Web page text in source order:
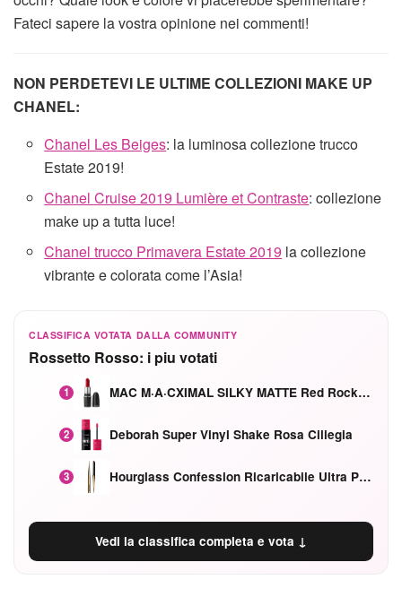
Fateci sapere la vostra opinione nei commenti!
NON PERDETEVI LE ULTIME COLLEZIONI MAKE UP
CHANEL:
Chanel Les Beiges: la luminosa collezione trucco
Estate 2019!
Chanel Cruise 2019 Lumière et Contraste: collezione
make up a tutta luce!
Chanel trucco Primavera Estate 2019 la collezione
vibrante e colorata come l’Asia!
CLASSIFICA VOTATA DALLA COMMUNITY
Rossetto Rosso: i piu votati
1 MAC M·A·CXIMAL SILKY MATTE Red Rock mat
2 Deborah Super Vinyl Shake Rosa Ciliegia
3 Hourglass Confession Ricaricabile Ultra Preciso Ad Alta Intensità Secretly Classic Red
Vedi la classifica completa e vota ↓